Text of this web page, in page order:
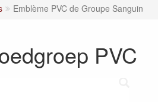
Emblème PVC de Groupe Sanguin
PVC